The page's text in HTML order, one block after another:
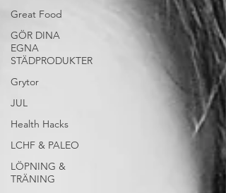
Great Food
GÖR DINA
EGNA
STÄDPRODUKTER
Grytor
JUL
Health Hacks
LCHF & PALEO
LÖPNING &
TRÄNING